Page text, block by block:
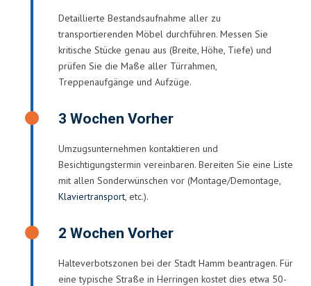
Detaillierte Bestandsaufnahme aller zu
transportierenden Möbel durchführen. Messen Sie
kritische Stücke genau aus (Breite, Höhe, Tiefe) und
prüfen Sie die Maße aller Türrahmen,
Treppenaufgänge und Aufzüge.
3 Wochen Vorher
Umzugsunternehmen kontaktieren und
Besichtigungstermin vereinbaren. Bereiten Sie eine Liste
mit allen Sonderwünschen vor (Montage/Demontage,
Klaviertransport, etc.).
2 Wochen Vorher
Halteverbotszonen bei der Stadt Hamm beantragen. Für
eine typische Straße in Herringen kostet dies etwa 50-